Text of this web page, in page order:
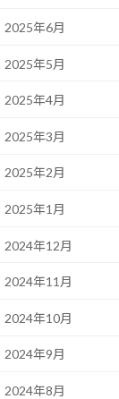
2025年6月
2025年5月
2025年4月
2025年3月
2025年2月
2025年1月
2024年12月
2024年11月
2024年10月
2024年9月
2024年8月